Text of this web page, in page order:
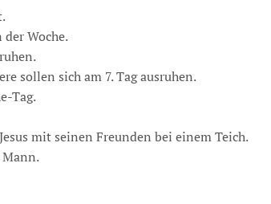
der Woche.
sollen sich am 7. Tag ausruhen.
Tag.
mit seinen Freunden bei einem Teich.
Mann.